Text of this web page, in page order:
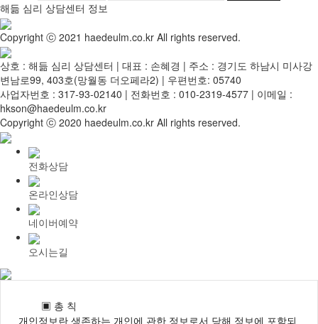
해듦 심리 상담센터 정보
Copyright ⓒ 2021 haedeulm.co.kr All rights reserved.
상호 : 해듦 심리 상담센터 | 대표 : 손혜경 | 주소 : 경기도 하남시 미사강
변남로99, 403호(망월동 더오페라2) | 우편번호: 05740
사업자번호 : 317-93-02140 | 전화번호 : 010-2319-4577 | 이메일 :
hkson@haedeulm.co.kr
Copyright ⓒ 2020 haedeulm.co.kr All rights reserved.
전화상담
온라인상담
네이버예약
오시는길